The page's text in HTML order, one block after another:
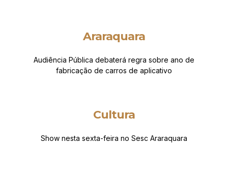
Araraquara
Audiência Pública debaterá regra sobre ano de
fabricação de carros de aplicativo
Cultura
Show nesta sexta-feira no Sesc Araraquara